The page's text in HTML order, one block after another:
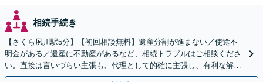
相続手続き
【さくら夙川駅5分】【初回相談無料】遺産分割が進まない／使途不
明金がある／遺産に不動産があるなど、相続トラブルはご相談くださ
い。直接は言いづらい主張も、代理として的確に主張し、有利な解決
を目指します【他士業連携で登記・税もワンストップ対応】